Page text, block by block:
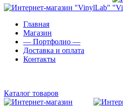
Главная
Магазин
— Портфолио —
Доставка и оплата
Контакты
Каталог товаров